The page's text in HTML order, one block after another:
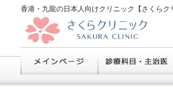
香港・九龍の日本人向けクリニック【さくらク